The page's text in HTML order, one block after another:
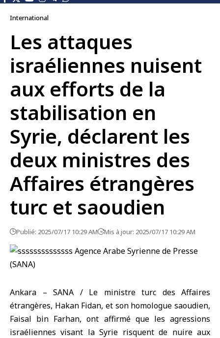
International
Les attaques
israéliennes nuisent
aux efforts de la
stabilisation en
Syrie, déclarent les
deux ministres des
Affaires étrangères
turc et saoudien
Publié: 2025/07/17 10:29 AM Mis à jour: 2025/07/17 10:29 AM
Ankara – SANA / Le ministre turc des Affaires
étrangères, Hakan Fidan, et son homologue saoudien,
Faisal bin Farhan, ont affirmé que les agressions
israéliennes visant la Syrie risquent de nuire aux